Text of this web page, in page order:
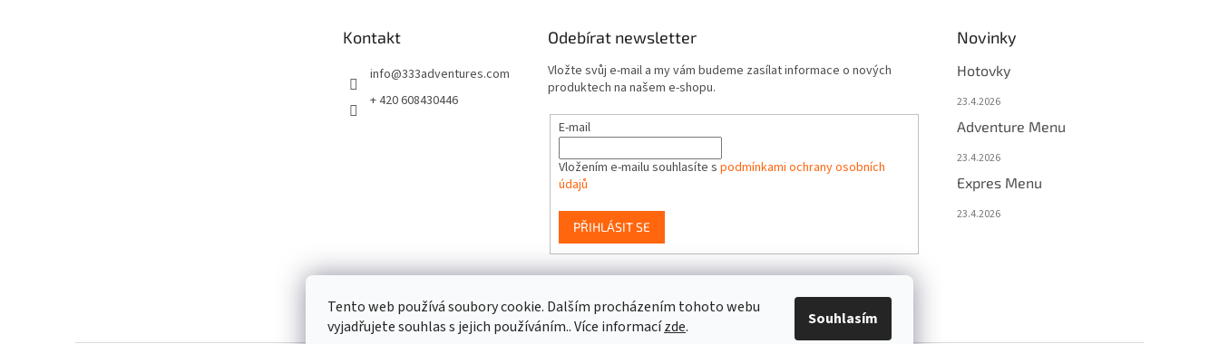
Tento web používá soubory cookie. Dalším procházením tohoto webu
vyjadřujete souhlas s jejich používáním.. Více informacízde. Souhlasím
Kontakt
info@333adventures.com
+ 420 608430446
Odebírat newsletter
Vložte svůj e-mail a my vám budeme zasílat informace o nových
produktech na našem e-shopu.
E-mail
Vložením e-mailu souhlasíte s podmínkami ochrany osobních
údajů
PŘIHLÁSIT SE
Novinky
Hotovky
23.4.2026
Adventure Menu
23.4.2026
Expres Menu
23.4.2026
event333